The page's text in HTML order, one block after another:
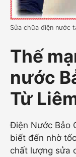
Sửa chữa điện nước
Thế
nước
Từ
Điện Nước Bảo
biết đến nhờ
chất lượng sửa